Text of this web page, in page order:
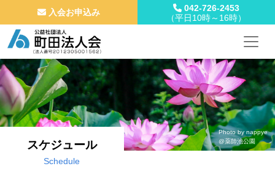
コンテンツへスキップ
メインナビゲーション
入会お申込み
042-726-2453
（平日10時～16時）
スケジュール
Schedule
Photo by nappye
@薬師池公園